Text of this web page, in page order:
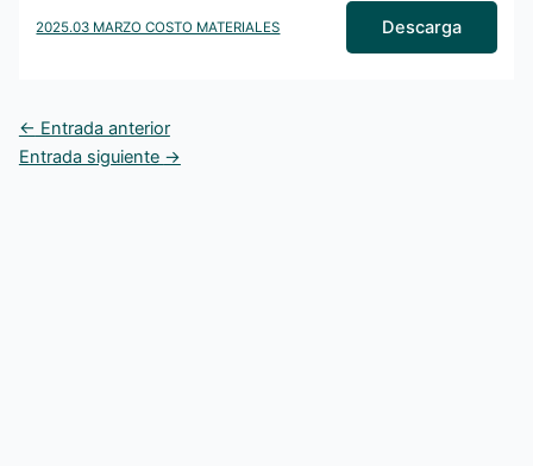
2025.03 MARZO COSTO MATERIALES Descarga
← Entrada anterior
Entrada siguiente →